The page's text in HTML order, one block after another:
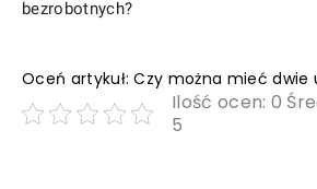
bezrobotnych?
Oceń artykuł: Czy można mieć
Ilość ocen: 0
5